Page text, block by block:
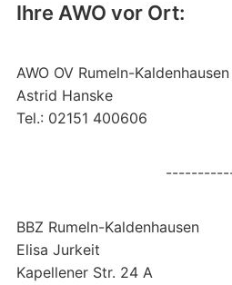
Ihre AWO vor Ort:
AWO OV Rumeln-
Astrid Hanske
Tel.: 02151 400606
BBZ Rumeln-Kaldenhausen
Elisa Jurkeit
Kapellener Str. 24 A